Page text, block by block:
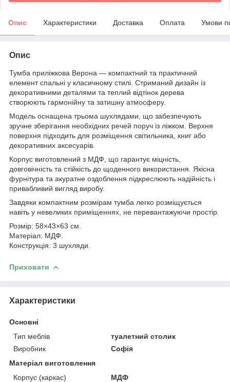
Опис Характеристики Доставка Оплата Умови
Опис
Тумба приліжкова Верона — компактний та практичний
елемент спальні у класичному стилі. Стриманий дизайн із
декоративними деталями та теплий відтінок дерева
створюють гармонійну та затишну атмосферу.
Модель оснащена трьома шухлядами, що забезпечують
зручне зберігання необхідних речей поруч із ліжком. Верхня
поверхня підходить для розміщення світильника, книг або
декоративних аксесуарів.
Корпус виготовлений з МДФ, що гарантує міцність,
довговічність та стійкість до щоденного використання. Якісна
фурнітура та акуратне оздоблення підкреслюють надійність і
привабливий вигляд виробу.
Завдяки компактним розмірам тумба легко розміщується
навіть у невеликих приміщеннях, не перевантажуючи простір.
Розмір: 58×43×63 см.
Матеріал: МДФ.
Конструкція: 3 шухляди.
Приховати
Характеристики
Основні
Тип меблів
туалетний столик
Виробник
Софія
Матеріал виготовлення
Корпус (каркас)
МДФ